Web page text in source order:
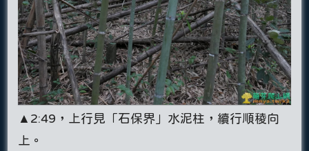
▲2:49，上行見「石保界」水泥柱，續行順稜向
上。